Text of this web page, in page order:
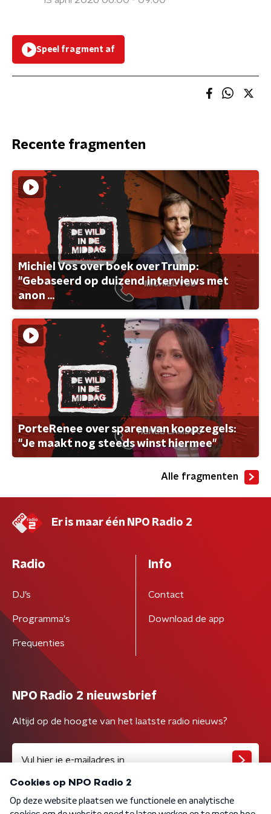
Speel fragment af
Recente fragmenten
Michiel Vos over boek over Trump:
"Gebaseerd op duizend interviews met
anon ...
PorteRenee over sparen van koopzegels:
"Je maakt nog steeds winst hiermee"
Alle fragmenten
Er is maar één NPO Radio 2
Radio
DJ’s
Programma's
Frequenties
Info
Contact
Download de app
NPO Radio 2 nieuwsbrief
Altijd op de hoogte van het laatste radio nieuws?